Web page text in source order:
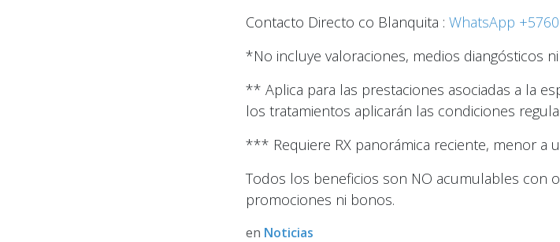
Contacto Directo co Blanquita : WhatsApp
*No incluye valoraciones, medios diangósticos
** Aplica para las prestaciones asociadas a la
los tratamientos aplicarán las condiciones
*** Requiere RX panorámica reciente, menor a
Todos los beneficios son NO acumulables con
promociones ni bonos.
en Noticias